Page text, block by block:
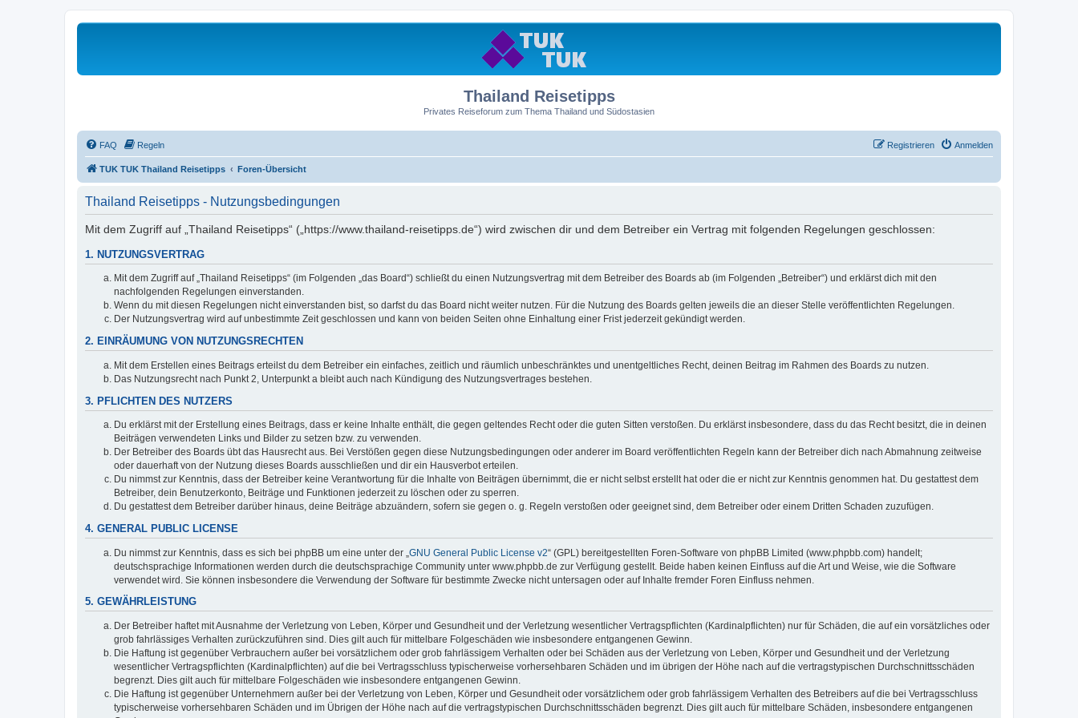
Thailand Reisetipps
Privates Reiseforum zum Thema Thailand und Südostasien
FAQ Regeln Anmelden
Registrieren
TUK TUK Thailand Reisetipps Foren-Übersicht
Thailand Reisetipps - Nutzungsbedingungen
Mit dem Zugriff auf „Thailand Reisetipps“ („https://www.thailand-reisetipps.de“) wird zwischen dir und dem Betreiber ein Vertrag mit folgenden Regelungen geschlossen:
1. NUTZUNGSVERTRAG
Mit dem Zugriff auf „Thailand Reisetipps“ (im Folgenden „das Board“) schließt du einen Nutzungsvertrag mit dem Betreiber des Boards ab (im Folgenden „Betreiber“) und erklärst dich mit den
nachfolgenden Regelungen einverstanden.
Wenn du mit diesen Regelungen nicht einverstanden bist, so darfst du das Board nicht weiter nutzen. Für die Nutzung des Boards gelten jeweils die an dieser Stelle veröffentlichten Regelungen.
Der Nutzungsvertrag wird auf unbestimmte Zeit geschlossen und kann von beiden Seiten ohne Einhaltung einer Frist jederzeit gekündigt werden.
2. EINRÄUMUNG VON NUTZUNGSRECHTEN
Mit dem Erstellen eines Beitrags erteilst du dem Betreiber ein einfaches, zeitlich und räumlich unbeschränktes und unentgeltliches Recht, deinen Beitrag im Rahmen des Boards zu nutzen.
Das Nutzungsrecht nach Punkt 2, Unterpunkt a bleibt auch nach Kündigung des Nutzungsvertrages bestehen.
3. PFLICHTEN DES NUTZERS
Du erklärst mit der Erstellung eines Beitrags, dass er keine Inhalte enthält, die gegen geltendes Recht oder die guten Sitten verstoßen. Du erklärst insbesondere, dass du das Recht besitzt, die in deinen
Beiträgen verwendeten Links und Bilder zu setzen bzw. zu verwenden.
Der Betreiber des Boards übt das Hausrecht aus. Bei Verstößen gegen diese Nutzungsbedingungen oder anderer im Board veröffentlichten Regeln kann der Betreiber dich nach Abmahnung zeitweise
oder dauerhaft von der Nutzung dieses Boards ausschließen und dir ein Hausverbot erteilen.
Du nimmst zur Kenntnis, dass der Betreiber keine Verantwortung für die Inhalte von Beiträgen übernimmt, die er nicht selbst erstellt hat oder die er nicht zur Kenntnis genommen hat. Du gestattest dem
Betreiber, dein Benutzerkonto, Beiträge und Funktionen jederzeit zu löschen oder zu sperren.
Du gestattest dem Betreiber darüber hinaus, deine Beiträge abzuändern, sofern sie gegen o. g. Regeln verstoßen oder geeignet sind, dem Betreiber oder einem Dritten Schaden zuzufügen.
4. GENERAL PUBLIC LICENSE
Du nimmst zur Kenntnis, dass es sich bei phpBB um eine unter der „ GNU General Public License v2“ (GPL) bereitgestellten Foren-Software von phpBB Limited (www.phpbb.com) handelt;
deutschsprachige Informationen werden durch die deutschsprachige Community unter www.phpbb.de zur Verfügung gestellt. Beide haben keinen Einfluss auf die Art und Weise, wie die Software
verwendet wird. Sie können insbesondere die Verwendung der Software für bestimmte Zwecke nicht untersagen oder auf Inhalte fremder Foren Einfluss nehmen.
5. GEWÄHRLEISTUNG
Der Betreiber haftet mit Ausnahme der Verletzung von Leben, Körper und Gesundheit und der Verletzung wesentlicher Vertragspflichten (Kardinalpflichten) nur für Schäden, die auf ein vorsätzliches oder
grob fahrlässiges Verhalten zurückzuführen sind. Dies gilt auch für mittelbare Folgeschäden wie insbesondere entgangenen Gewinn.
Die Haftung ist gegenüber Verbrauchern außer bei vorsätzlichem oder grob fahrlässigem Verhalten oder bei Schäden aus der Verletzung von Leben, Körper und Gesundheit und der Verletzung
wesentlicher Vertragspflichten (Kardinalpflichten) auf die bei Vertragsschluss typischerweise vorhersehbaren Schäden und im übrigen der Höhe nach auf die vertragstypischen Durchschnittsschäden
begrenzt. Dies gilt auch für mittelbare Folgeschäden wie insbesondere entgangenen Gewinn.
Die Haftung ist gegenüber Unternehmern außer bei der Verletzung von Leben, Körper und Gesundheit oder vorsätzlichem oder grob fahrlässigem Verhalten des Betreibers auf die bei Vertragsschluss
typischerweise vorhersehbaren Schäden und im Übrigen der Höhe nach auf die vertragstypischen Durchschnittsschäden begrenzt. Dies gilt auch für mittelbare Schäden, insbesondere entgangenen